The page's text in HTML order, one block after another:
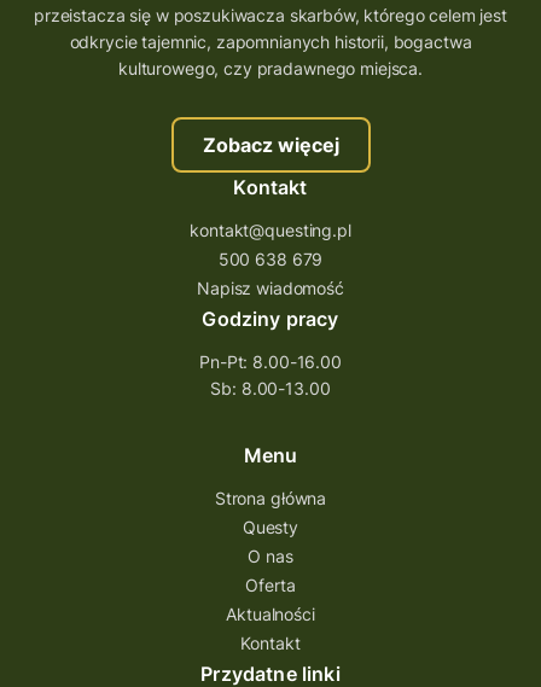
przeistacza się w poszukiwacza skarbów, którego celem jest
odkrycie tajemnic, zapomnianych historii, bogactwa
kulturowego, czy pradawnego miejsca.
Zobacz więcej
Kontakt
kontakt@questing.pl
500 638 679
Napisz wiadomość
Godziny pracy
Pn-Pt: 8.00-16.00
Sb: 8.00-13.00
Menu
Strona główna
Questy
O nas
Oferta
Aktualności
Kontakt
Przydatne linki